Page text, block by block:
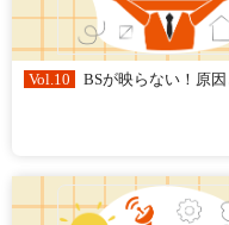
Vol.10 BSが映らない！原